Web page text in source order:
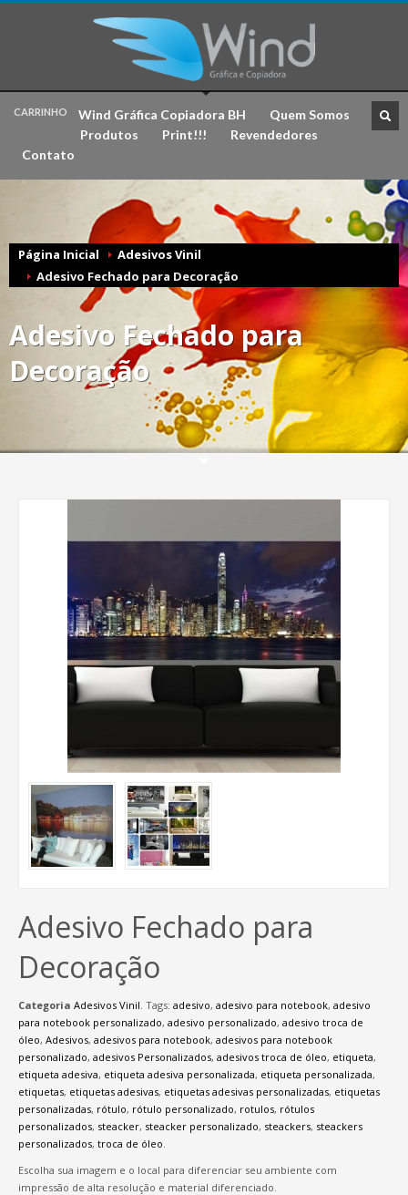
CARRINHO
R$ 0,00 CHECKOUT
Wind Gráfica Copiadora BH
Quem Somos
Produtos
Print!!!
Revendedores
Contato
Página Inicial
Adesivos Vinil
Adesivo Fechado para Decoração
Adesivo Fechado para
Decoração
Adesivo Fechado para
Decoração
Categoria Adesivos Vinil Tags: adesivo, adesivo para notebook, adesivo
para notebook personalizado, adesivo personalizado, adesivo troca de
óleo, Adesivos, adesivos para notebook, adesivos para notebook
personalizado, adesivos Personalizados, adesivos troca de óleo, etiqueta,
etiqueta adesiva, etiqueta adesiva personalizada, etiqueta personalizada,
etiquetas, etiquetas adesivas, etiquetas adesivas personalizadas, etiquetas
personalizadas, rótulo, rótulo personalizado, rotulos, rótulos
personalizados, steacker, steacker personalizado, steackers, steackers
personalizados, troca de óleo
Escolha sua imagem e o local para diferenciar seu ambiente com
impressão de alta resolução e material diferenciado.